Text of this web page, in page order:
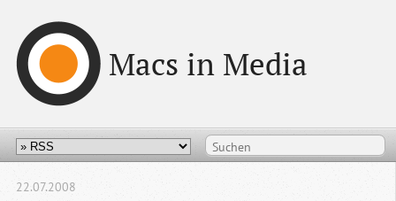
Macs in Media
22.07.2008